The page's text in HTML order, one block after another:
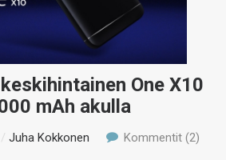
One X10
mAh akulla
/Juha Kokkonen Kommentit (2)